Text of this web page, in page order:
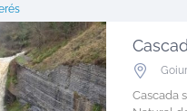
Cascada